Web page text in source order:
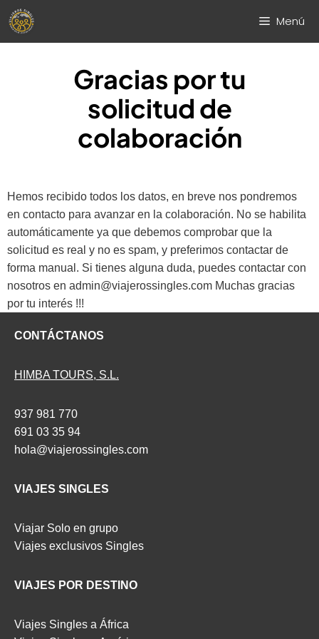
Saltar
contenido
Menú
Gracias por tu
solicitud de
colaboración
Hemos recibido todos los datos, en breve nos pondremos
en contacto para avanzar en la colaboración. No se habilita
automáticamente ya que debemos comprobar que la
solicitud es real y no es spam, y preferimos contactar de
forma manual. Si tienes alguna duda, puedes contactar con
nosotros en admin@viajerossingles.com Muchas gracias
por tu interés !!!
CONTÁCTANOS
HIMBA TOURS, S.L.
937 981 770
691 03 35 94
hola@viajerossingles.com
VIAJES SINGLES
Viajar Solo en grupo
Viajes exclusivos Singles
VIAJES POR DESTINO
Viajes Singles a África